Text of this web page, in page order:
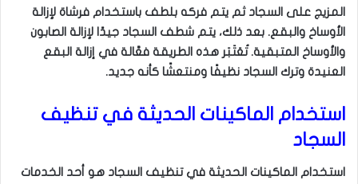
المزيج على السجاد ثم يتم فركه بلطف باستخدام فرشاة لإزالة
الأوساخ والبقع. بعد ذلك، يتم شطف السجاد جيدًا لإزالة الصابون
والأوساخ المتبقية. تُعَتَبَر هذه الطريقة فعَّالة في إزالة البقع
العنيدة وترك السجاد نظيفًا ومنتعشًا كأنه جديد.
استخدام الماكينات الحديثة في تنظيف
السجاد
استخدام الماكينات الحديثة في تنظيف السجاد هو أحد الخدمات